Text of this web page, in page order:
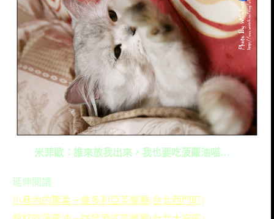
米菲歐：誰來放我出來，我也要吃菠蘿油喵…
延伸閱讀
小巷內的驚喜－維多利亞茶餐廳(台北西門町)